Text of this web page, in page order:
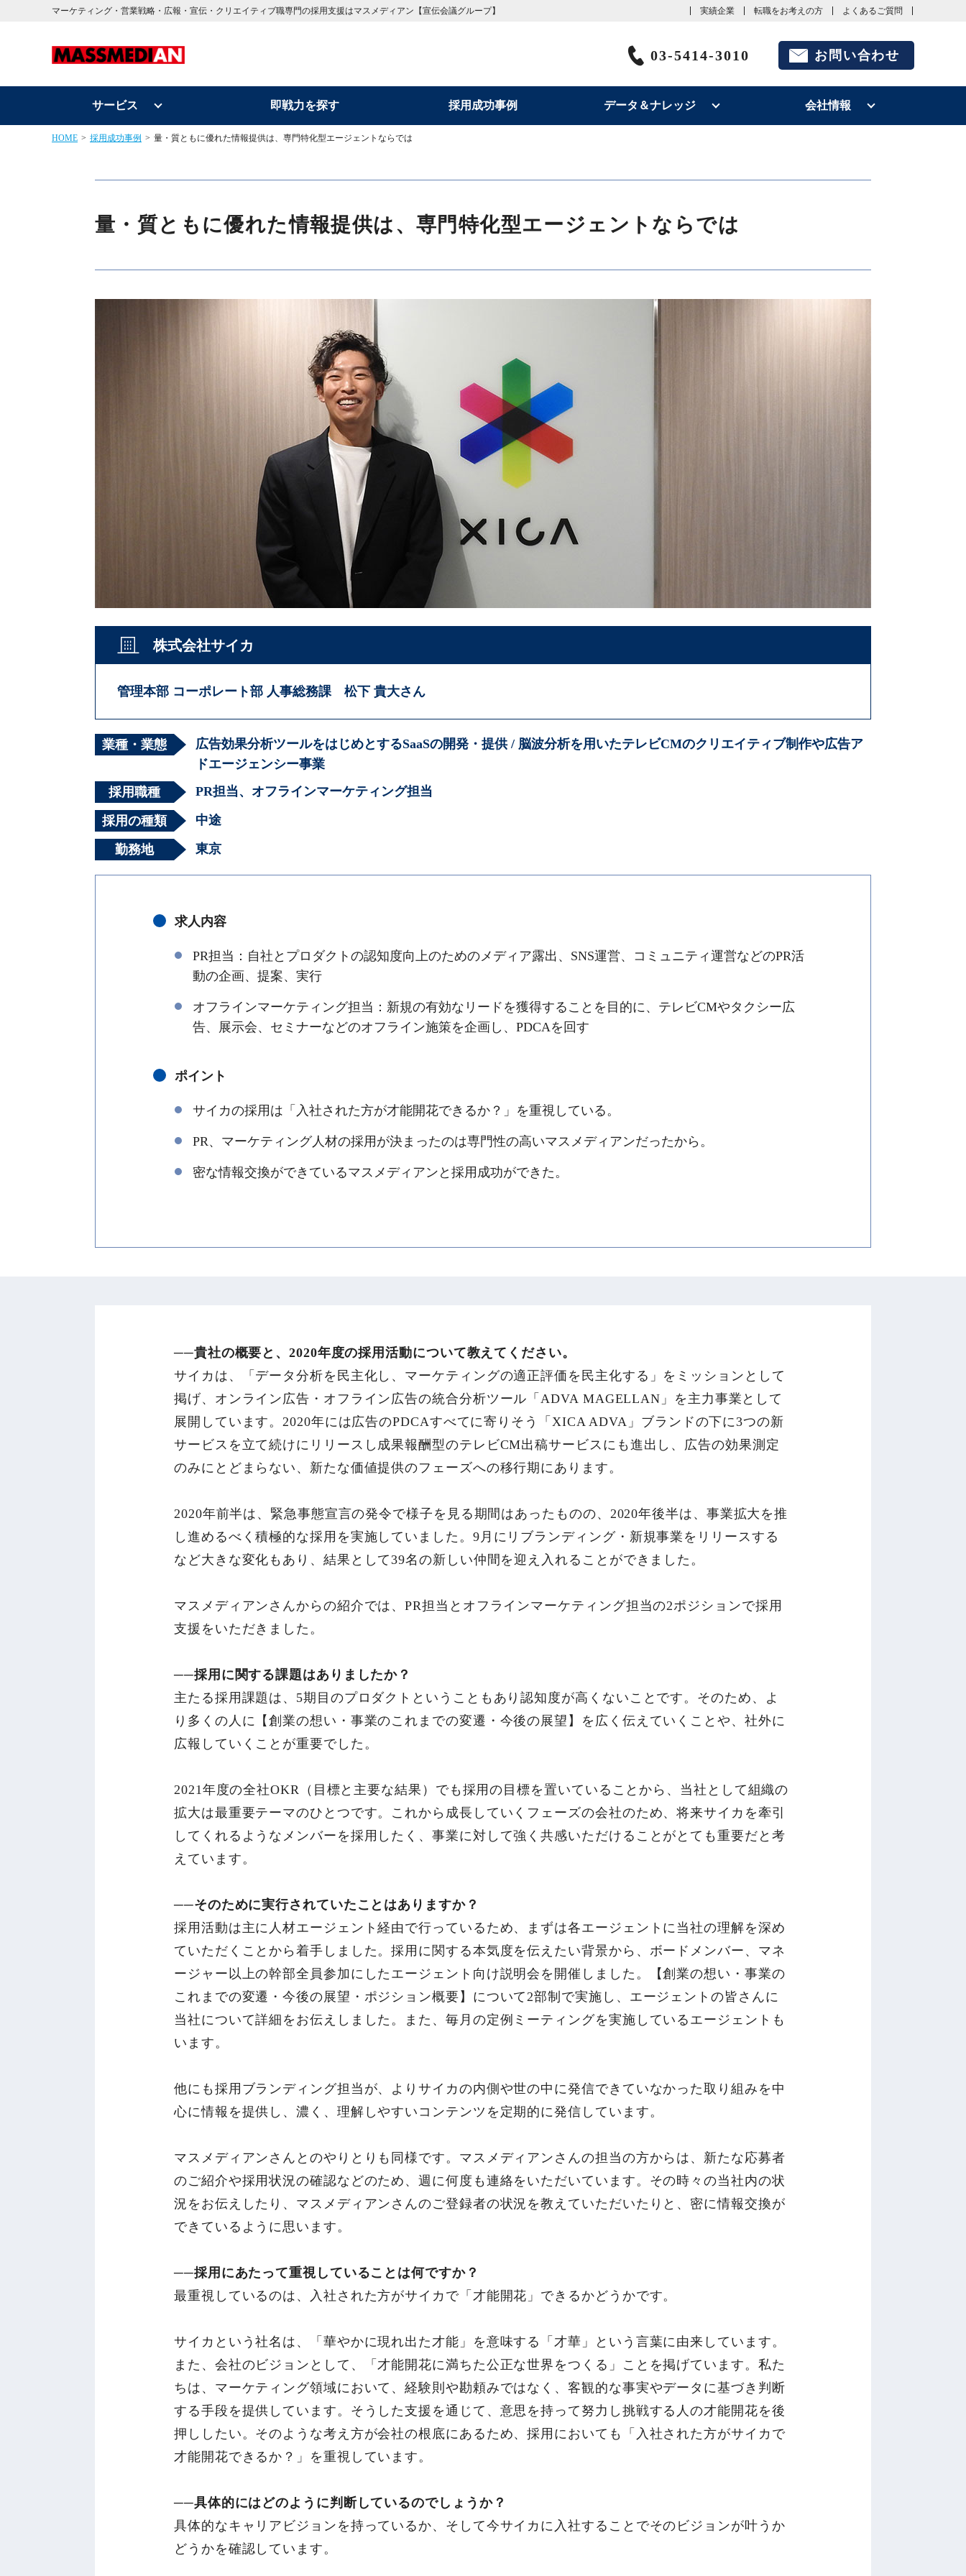
マーケティング・営業戦略・広報・宣伝・クリエイティブ職専門の採用支援はマスメディアン【宣伝会議グループ】 実績企業 転職をお考えの方 よくあるご質問
03-5414-3010 お問い合わせ
サービス 即戦力を探す 採用成功事例 データ＆ナレッジ 会社情報
HOME 採用成功事例 量・質ともに優れた情報提供は、専門特化型エージェントならでは
量・質ともに優れた情報提供は、専門特化型エージェントならでは
株式会社サイカ
管理本部 コーポレート部 人事総務課 松下 貴大さん
業種・業態
広告効果分析ツールをはじめとするSaaSの開発・提供 / 脳波分析を用いたテレビCMのクリエイティブ制作や広告ア
ドエージェンシー事業
採用職種
PR担当、オフラインマーケティング担当
採用の種類 中途
勤務地 東京
求人内容
PR担当：自社とプロダクトの認知度向上のためのメディア露出、SNS運営、コミュニティ運営などのPR活
動の企画、提案、実行
オフラインマーケティング担当：新規の有効なリードを獲得することを目的に、テレビCMやタクシー広
告、展示会、セミナーなどのオフライン施策を企画し、PDCAを回す
ポイント
サイカの採用は「入社された方が才能開花できるか？」を重視している。
PR、マーケティング人材の採用が決まったのは専門性の高いマスメディアンだったから。
密な情報交換ができているマスメディアンと採用成功ができた。
──貴社の概要と、2020年度の採用活動について教えてください。
サイカは、「データ分析を民主化し、マーケティングの適正評価を民主化する」をミッションとして
掲げ、オンライン広告・オフライン広告の統合分析ツール「ADVA MAGELLAN」を主力事業として
展開しています。2020年には広告のPDCAすべてに寄りそう「XICA ADVA」ブランドの下に3つの新
サービスを立て続けにリリースし成果報酬型のテレビCM出稿サービスにも進出し、広告の効果測定
のみにとどまらない、新たな価値提供のフェーズへの移行期にあります。
2020年前半は、緊急事態宣言の発令で様子を見る期間はあったものの、2020年後半は、事業拡大を推
し進めるべく積極的な採用を実施していました。9月にリブランディング・新規事業をリリースする
など大きな変化もあり、結果として39名の新しい仲間を迎え入れることができました。
マスメディアンさんからの紹介では、PR担当とオフラインマーケティング担当の2ポジションで採用
支援をいただきました。
──採用に関する課題はありましたか？
主たる採用課題は、5期目のプロダクトということもあり認知度が高くないことです。そのため、よ
り多くの人に【創業の想い・事業のこれまでの変遷・今後の展望】を広く伝えていくことや、社外に
広報していくことが重要でした。
2021年度の全社OKR（目標と主要な結果）でも採用の目標を置いていることから、当社として組織の
拡大は最重要テーマのひとつです。これから成長していくフェーズの会社のため、将来サイカを牽引
してくれるようなメンバーを採用したく、事業に対して強く共感いただけることがとても重要だと考
えています。
──そのために実行されていたことはありますか？
採用活動は主に人材エージェント経由で行っているため、まずは各エージェントに当社の理解を深め
ていただくことから着手しました。採用に関する本気度を伝えたい背景から、ボードメンバー、マネ
ージャー以上の幹部全員参加にしたエージェント向け説明会を開催しました。【創業の想い・事業の
これまでの変遷・今後の展望・ポジション概要】について2部制で実施し、エージェントの皆さんに
当社について詳細をお伝えしました。また、毎月の定例ミーティングを実施しているエージェントも
います。
他にも採用ブランディング担当が、よりサイカの内側や世の中に発信できていなかった取り組みを中
心に情報を提供し、濃く、理解しやすいコンテンツを定期的に発信しています。
マスメディアンさんとのやりとりも同様です。マスメディアンさんの担当の方からは、新たな応募者
のご紹介や採用状況の確認などのため、週に何度も連絡をいただいています。その時々の当社内の状
況をお伝えしたり、マスメディアンさんのご登録者の状況を教えていただいたりと、密に情報交換が
できているように思います。
──採用にあたって重視していることは何ですか？
最重視しているのは、入社された方がサイカで「才能開花」できるかどうかです。
サイカという社名は、「華やかに現れ出た才能」を意味する「才華」という言葉に由来しています。
また、会社のビジョンとして、「才能開花に満ちた公正な世界をつくる」ことを掲げています。私た
ちは、マーケティング領域において、経験則や勘頼みではなく、客観的な事実やデータに基づき判断
する手段を提供しています。そうした支援を通じて、意思を持って努力し挑戦する人の才能開花を後
押ししたい。そのような考え方が会社の根底にあるため、採用においても「入社された方がサイカで
才能開花できるか？」を重視しています。
──具体的にはどのように判断しているのでしょうか？
具体的なキャリアビジョンを持っているか、そして今サイカに入社することでそのビジョンが叶うか
どうかを確認しています。